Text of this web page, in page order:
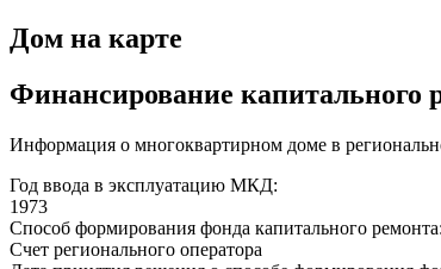
Дом на карте
Финансирование капитального
Информация о многоквартирном доме в
Год ввода в эксплуатацию МКД:
1973
Способ формирования фонда капитального ремонта:
Счет регионального оператора